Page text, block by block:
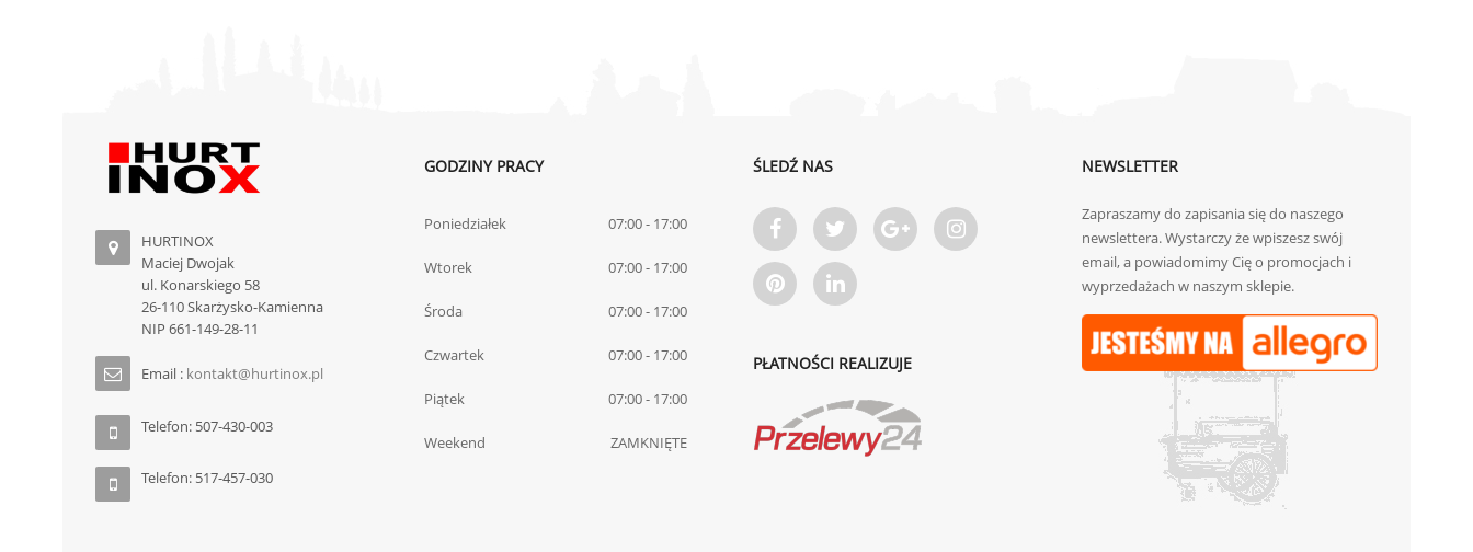
HURTINOX
Maciej Dwojak
ul. Konarskiego 58
26-110 Skarżysko-Kamienna
NIP 661-149-28-11
Email : kontakt@hurtinox.pl
Telefon: 507-430-003
Telefon: 517-457-030
GODZINY PRACY
Poniedziałek 07:00 - 17:00
Wtorek 07:00 - 17:00
Środa 07:00 - 17:00
Czwartek 07:00 - 17:00
Piątek 07:00 - 17:00
Weekend ZAMKNIĘTE
ŚLEDŹ NAS
PŁATNOŚCI REALIZUJE
NEWSLETTER
Zapraszamy do zapisania się do naszego
newslettera. Wystarczy że wpiszesz swój
email, a powiadomimy Cię o promocjach i
wyprzedażach w naszym sklepie.